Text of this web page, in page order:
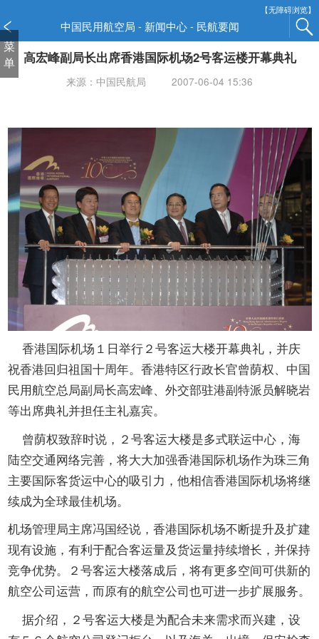
【无障碍浏览】
中国民用航空局 - 新闻中心 - 民航要闻
菜
单 高宏峰副局长出席香港国际机场2号客运楼开幕典礼
来源：中国民航局 2007-06-04 15:36
香港国际机场１日举行２号客运大楼开幕典礼，并庆
祝香港回归祖国十周年。香港特区行政长官曾荫权、中国
民用航空总局副局长高宏峰、外交部驻港副特派员解晓岩
等出席典礼并担任主礼嘉宾。
曾荫权致辞时说，２号客运大楼是多式联运中心，海
陆空交通网络完善，将大大加强香港国际机场作为珠三角
主要国际客货运中心的吸引力，他相信香港国际机场将继
续成为全球最佳机场。
机场管理局主席冯国经说，香港国际机场不断提升及扩建
现有设施，有利于配合客运量及货运量持续增长，并保持
竞争优势。２号客运大楼落成后，将有更多空间可供新的
航空公司运营，而原有的航空公司也可进一步扩展服务。
据介绍，２号客运大楼是为配合未来需求而兴建，设
窗
口
打
开
说
明
页
面,
按
打
开
导
模
式